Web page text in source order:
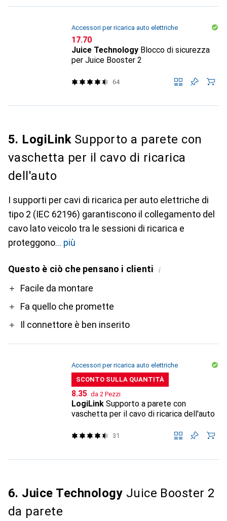
Accessori per ricarica auto elettriche
CHF
17.70
Juice Technology Blocco di sicurezza
per Juice Booster 2
64
5. LogiLinkSupporto a parete con
vaschetta per il cavo di ricarica
dell'auto
I supporti per cavi di ricarica per auto elettriche di
tipo 2 (IEC 62196) garantiscono il collegamento del
cavo lato veicolo tra le sessioni di ricarica e
proteggono
più
Questo è ciò che pensano i clienti i
ProFacile da montare
Fa quello che promette
Il connettore è ben inserito
Accessori per ricarica auto elettriche
SCONTO SULLA QUANTITÀ
CHF
8.35 da 2 Pezzi
LogiLink Supporto a parete con
vaschetta per il cavo di ricarica dell'auto
31
6. Juice Technology Juice Booster 2
da parete